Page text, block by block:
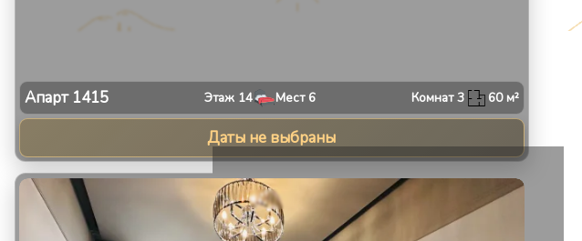
Апарт 1415 Этаж 14 Мест 6 Комнат3 60м²
Даты не выбраны
1/10